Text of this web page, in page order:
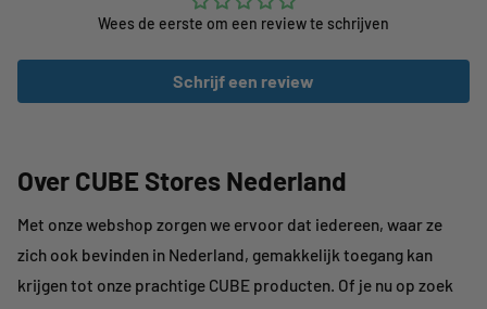
Wees de eerste om een review te schrijven
Schrijf een review
Over CUBE Stores Nederland
Met onze webshop zorgen we ervoor dat iedereen, waar ze
zich ook bevinden in Nederland, gemakkelijk toegang kan
krijgen tot onze prachtige CUBE producten. Of je nu op zoek